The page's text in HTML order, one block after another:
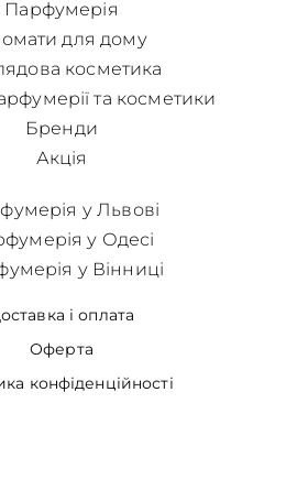
Парфумерія
для дому
косметика
та косметики
Бренди
Акція
і оплата
Оферта
конфіденційності
у Львові
у Одесі
у Вінниці